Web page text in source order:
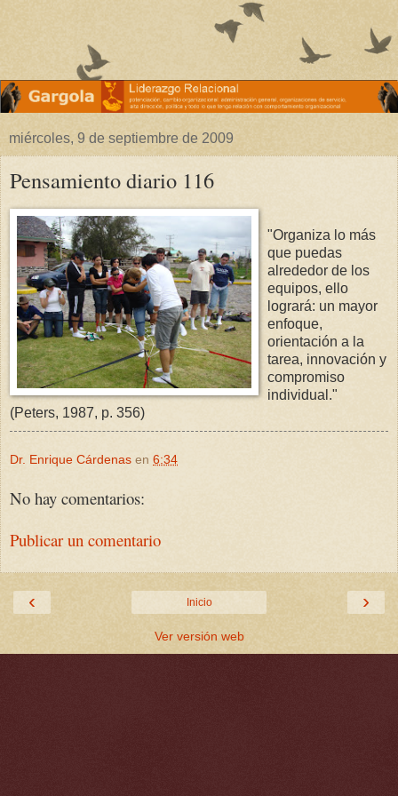
miércoles, 9 de septiembre de 2009
Pensamiento diario 116
"Organiza lo más
que puedas
alrededor de los
equipos, ello
logrará: un mayor
enfoque,
orientación a la
tarea, innovación y
compromiso
individual."
(Peters, 1987, p. 356)
Dr. Enrique Cárdenas en 6:34
No hay comentarios:
Publicar un comentario
‹ ›
Inicio
Ver versión web